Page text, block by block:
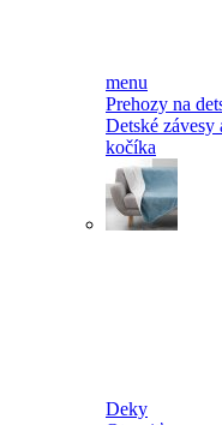
menu
Prehozy na
Detské závesy
kočíka
Deky